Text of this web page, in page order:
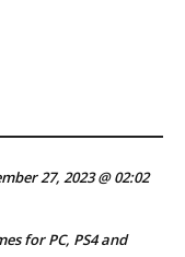
27, 2023 @ 02:02
for PC, PS4 and